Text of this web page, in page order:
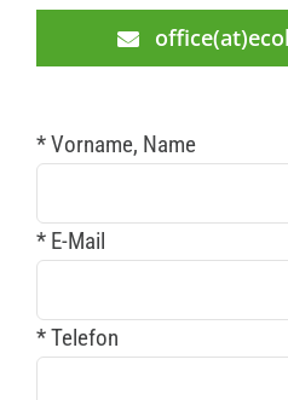
* Vorname, Name
* E-Mail
* Telefon